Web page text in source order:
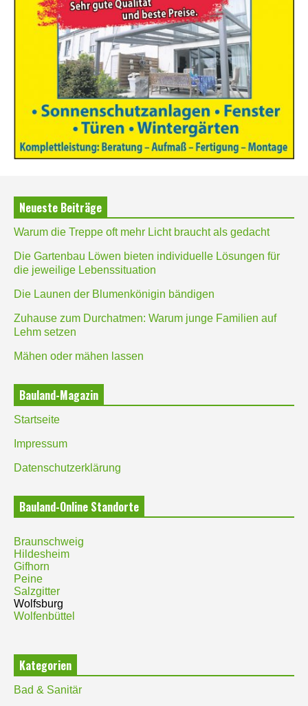
Neueste Beiträge
Warum die Treppe oft mehr Licht braucht als gedacht
Die Gartenbau Löwen bieten individuelle Lösungen für
die jeweilige Lebenssituation
Die Launen der Blumenkönigin bändigen
Zuhause zum Durchatmen: Warum junge Familien auf
Lehm setzen
Mähen oder mähen lassen
Bauland-Magazin
Startseite
Impressum
Datenschutzerklärung
Bauland-Online Standorte
Braunschweig
Hildesheim
Gifhorn
Peine
Salzgitter
Wolfsburg
Wolfenbüttel
Kategorien
Bad & Sanitär